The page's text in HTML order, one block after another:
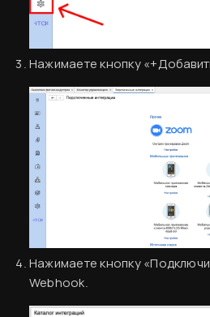
Нажимаете кнопку
Нажимаете кнопку
Webhook.